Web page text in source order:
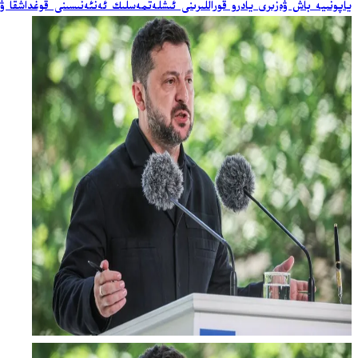
ياپونىيە باش ۋەزىرى يادرو قوراللىرىنى ئىشلەتمەسلىك ئەنئەنىسىنى قوغداشقا